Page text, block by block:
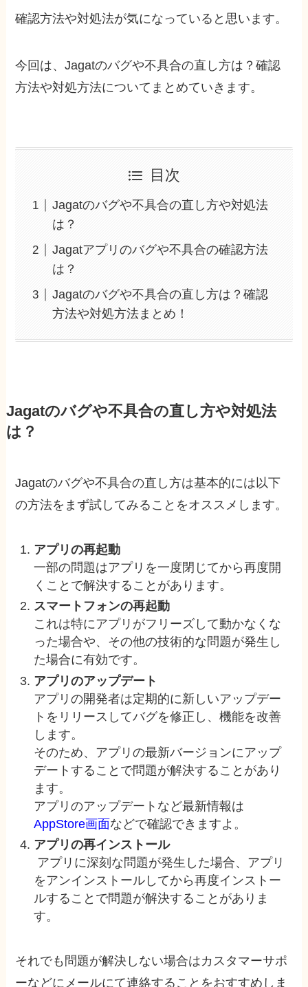
確認方法や対処法が気になっていると思います。
今回は、Jagatのバグや不具合の直し方は？確認
方法や対処方法についてまとめていきます。
目次
Jagatのバグや不具合の直し方や対処法
は？
Jagatアプリのバグや不具合の確認方法
は？
Jagatのバグや不具合の直し方は？確認
方法や対処方法まとめ！
Jagatのバグや不具合の直し方や対処法
は？
Jagatのバグや不具合の直し方は基本的には以下
の方法をまず試してみることをオススメします。
アプリの再起動
一部の問題はアプリを一度閉じてから再度開
くことで解決することがあります。
スマートフォンの再起動
これは特にアプリがフリーズして動かなくな
った場合や、その他の技術的な問題が発生し
た場合に有効です。
アプリのアップデート
アプリの開発者は定期的に新しいアップデー
トをリリースしてバグを修正し、機能を改善
します。
そのため、アプリの最新バージョンにアップ
デートすることで問題が解決することがあり
ます。
アプリのアップデートなど最新情報は
AppStore画面などで確認できますよ。
アプリの再インストール
アプリに深刻な問題が発生した場合、アプリ
をアンインストールしてから再度インストー
ルすることで問題が解決することがありま
す。
それでも問題が解決しない場合はカスタマーサポ
ーなどにメールにて連絡することをおすすめしま